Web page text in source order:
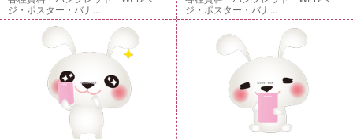
ジ・ポスター・バナ...
ジ・ポスター・バナ...